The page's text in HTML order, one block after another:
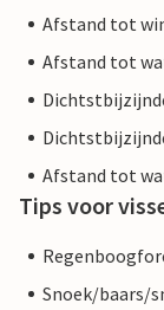
Afstand tot
Afstand tot
Afstand tot
Tips voor
Snoek/baars/